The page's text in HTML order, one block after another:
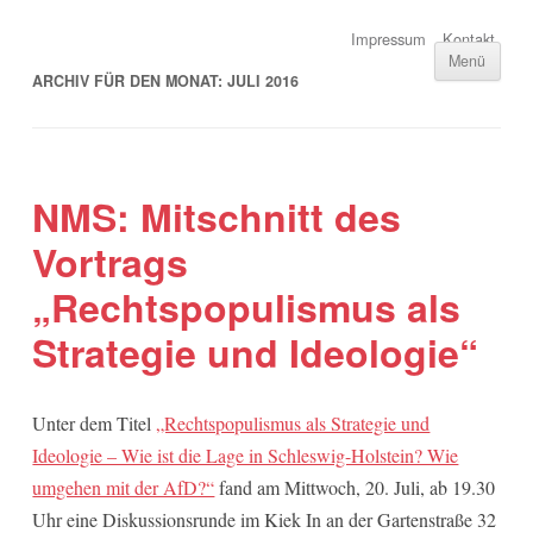
Impressum Kontakt
Menü
ARCHIV FÜR DEN MONAT:JULI 2016
NMS: Mitschnitt des
Vortrags
„Rechtspopulismus als
Strategie und Ideologie“
Unter dem Titel„Rechtspopulismus als Strategie und
Ideologie – Wie ist die Lage in Schleswig-Holstein? Wie
umgehen mit der AfD?“fand am Mittwoch, 20. Juli, ab 19.30
Uhr eine Diskussionsrunde im Kiek In an der Gartenstraße 32